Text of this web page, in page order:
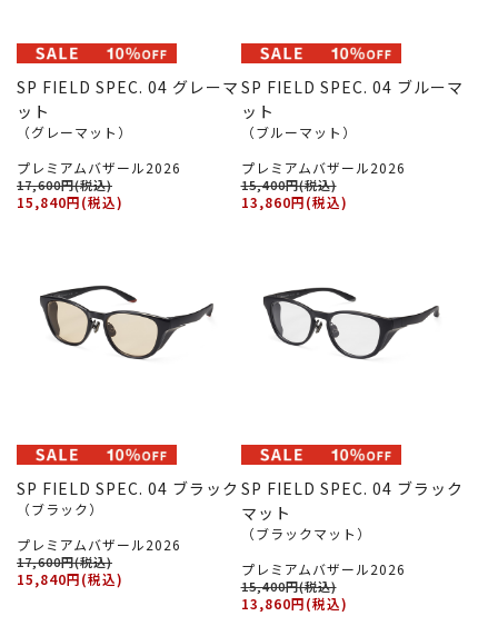
SP FIELD SPEC. 04 グレーマ
ット
（グレーマット）
プレミアムバザール2026
17,600円(税込)
15,840円(税込)
SP FIELD SPEC. 04 ブルーマ
ット
（ブルーマット）
プレミアムバザール2026
15,400円(税込)
13,860円(税込)
SP FIELD SPEC. 04 ブラック
（ブラック）
プレミアムバザール2026
17,600円(税込)
15,840円(税込)
SP FIELD SPEC. 04 ブラック
マット
（ブラックマット）
プレミアムバザール2026
15,400円(税込)
13,860円(税込)